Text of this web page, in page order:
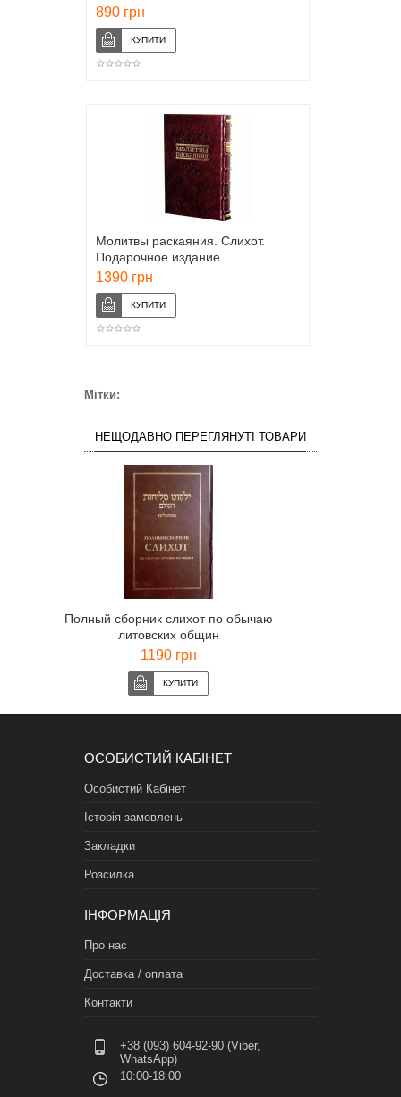
890 грн
Молитвы раскаяния. Слихот.
Подарочное издание
1390 грн
Мітки:
НЕЩОДАВНО ПЕРЕГЛЯНУТІ ТОВАРИ
Полный сборник слихот по обычаю
литовских общин
1190 грн
ОСОБИСТИЙ КАБІНЕТ
Особистий Кабінет
Історія замовлень
Закладки
Розсилка
ІНФОРМАЦІЯ
Про нас
Доставка / оплата
Контакти
+38 (093) 604-92-90 (Viber,
WhatsApp)
10:00-18:00